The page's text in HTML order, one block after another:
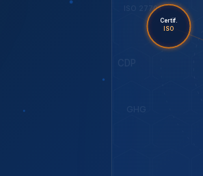
ISO 27701 Certif.